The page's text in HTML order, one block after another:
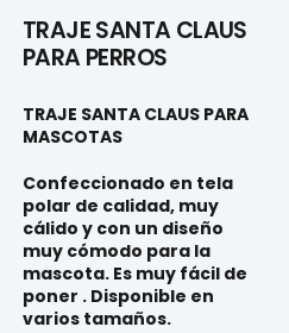
TRAJE SANTA CLAUS
PARA PERROS
TRAJE SANTA CLAUS PARA
MASCOTAS
Confeccionado en tela
polar de calidad, muy
cálido y con un diseño
muy cómodo para la
mascota. Es muy fácil de
poner . Disponible en
varios tamaños.